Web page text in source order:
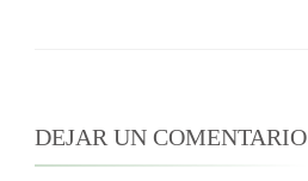
DEJAR UN COMENTARIO